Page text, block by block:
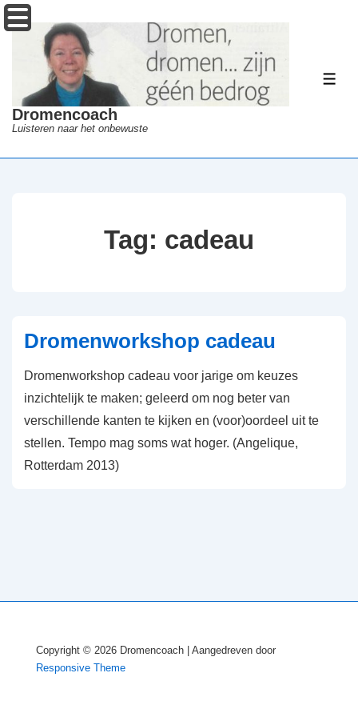
↓
Doorgaan
hoofdinhoud
Dromencoach
Luisteren naar het onbewuste
Tag: cadeau
Dromenworkshop cadeau
Dromenworkshop cadeau voor jarige om keuzes
inzichtelijk te maken; geleerd om nog beter van
verschillende kanten te kijken en (voor)oordeel uit te
stellen. Tempo mag soms wat hoger. (Angelique,
Rotterdam 2013)
Copyright © 2026 Dromencoach
| Aangedreven door
Responsive Theme
Menu